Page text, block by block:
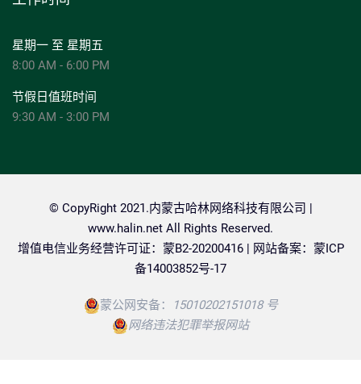
星期一 至 星期五
8:00 AM - 6:00 PM
节假日值班时间
9:30 AM - 3:00 PM
© CopyRight 2021.内蒙古哈林网络科技有限公司 |
www.halin.net All Rights Reserved.
增值电信业务经营许可证：蒙B2-20200416 | 网站备案： 蒙ICP
备14003852号-17
蒙公网安备：
15010202151018 号
网络违法犯罪举报网站